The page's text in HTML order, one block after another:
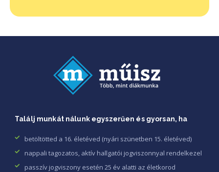
Találj munkát nálunk egyszerűen és gyorsan, ha
betöltötted a 16. életéved (nyári szünetben 15. életéved)
nappali tagozatos, aktív hallgatói jogviszonnyal rendelkezel
passzív jogviszony esetén 25 év alatti az életkorod